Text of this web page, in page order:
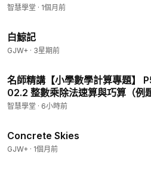
的居民們
智慧學堂 · 1個月前
白鯨記
GJW+ · 3星期前
名師精講【小學數學計算專題】
02.2 整數乘除法速算與巧算（例題
智慧學堂 · 6小時前
Concrete Skies
GJW+ · 1個月前